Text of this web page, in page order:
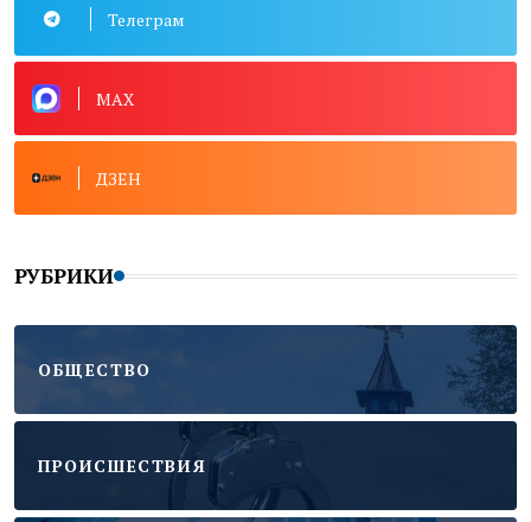
Телеграм
MAX
ДЗЕН
РУБРИКИ
ОБЩЕСТВО
ПРОИСШЕСТВИЯ